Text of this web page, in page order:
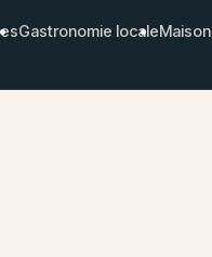
Gastronomie locale